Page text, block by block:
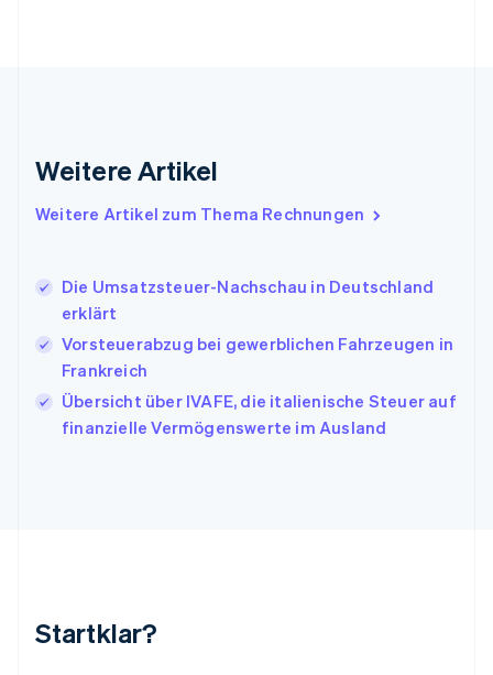
Weitere Artikel
Weitere Artikel zum Thema Rechnungen
Die Umsatzsteuer-Nachschau in Deutschland
erklärt
Vorsteuerabzug bei gewerblichen Fahrzeugen in
Frankreich
Übersicht über IVAFE, die italienische Steuer auf
finanzielle Vermögenswerte im Ausland
Startklar?
English
Italien
Italiano English
EnglishFrançais
Kroatien
EnglishItaliano
Lettland
Liechtenstein
DeutschEnglish
Mexiko